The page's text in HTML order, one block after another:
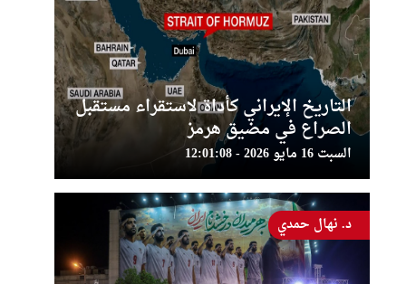
التاريخ الإيراني كأداة لاستقراء مستقبل
الصراع في مضيق هرمز
السبت 16 مايو 2026 - 12:01:08
د. نهال حمدي